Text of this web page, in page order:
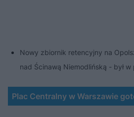
Nowy zbiornik retencyjny na
nad Ścinawą Niemodlińską - był
Plac Centralny w Warszawie